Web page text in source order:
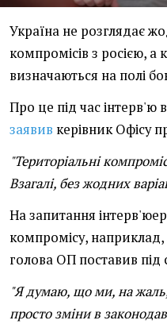
Україна не розглядає
компромісів з росією, а
визначаються на полі
Про це під час
заявив керівник Офісу
"Територіальні
Взагалі, без жодних
На запитання
компромісу,
голова ОП поставив під
"Я думаю, що ми, на
просто зміни в